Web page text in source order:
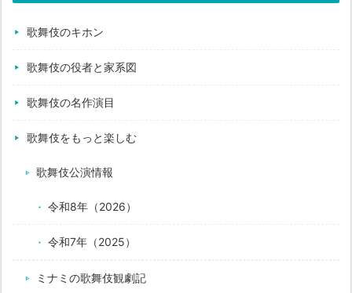
歌舞伎のキホン
歌舞伎の役者と家系図
歌舞伎の名作演目
歌舞伎をもっと楽しむ
歌舞伎公演情報
令和8年（2026）
令和7年（2025）
ミナミの歌舞伎観劇記